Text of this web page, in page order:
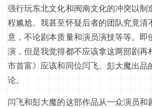
强行玩东北文化和闽南文化的冲突以制
程尴尬。我甚至怀疑后者的团队究竟清
意，不论剧本质量和演员演技等等。即
演，但是我觉得都不应该拿这两部剧再
市首富》应该和同位闫飞、彭大魔出品
论。
闫飞和彭大魔的这部作品从一众演员和